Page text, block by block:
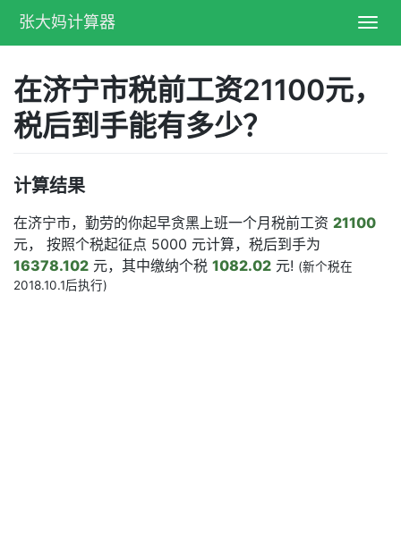
张大妈计算器
在济宁市税前工资21100元，
税后到手能有多少？
计算结果
在济宁市，勤劳的你起早贪黑上班一个月税前工资 21100
元， 按照个税起征点 5000 元计算，税后到手为
16378.102 元，其中缴纳个税 1082.02 元! (新个税在
2018.10.1后执行)